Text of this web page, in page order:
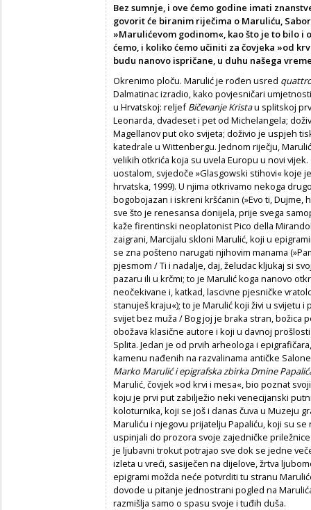
Bez sumnje, i ove ćemo godine imati
govorit će biranim riječima o Maruliću,
»Marulićevom godinom«, kao što je to bilo i
ćemo, i koliko ćemo učiniti za čovjeka »od
budu nanovo ispričane, u duhu našega
Okrenimo ploču. Marulić je rođen usred
Dalmatinac izradio, kako povjesničari
u Hrvatskoj: reljefBičevanje Kristau splitskoj
Leonarda, dvadeset i pet od Michelangela;
Magellanov put oko svijeta; doživio je uspjeh
katedrale u Wittenbergu. Jednom riječju,
velikih otkrića koja su uvela Europu u novi
uostalom, svjedoče »Glasgowski stihovi« koje
hrvatska, 1999). U njima otkrivamo nekoga
bogobojazan i iskreni kršćanin (»Evo ti, Dujme,
sve što je renesansa donijela, prije svega
kaže firentinski neoplatonist Pico della
zaigrani, Marcijalu skloni Marulić, koji u
se zna pošteno narugati njihovim manama
pjesmom / Ti i nadalje, daj, želudac kljukaj si
pazaru ili u krčmi; to je Marulić koga nanovo
neočekivane i, katkad, lascivne pjesničke
stanuješ kraju«); to je Marulić koji živi u svijetu
svijet bez muža / Bog joj je braka stran, božica
obožava klasične autore i koji u davnoj
Splita. Jedan je od prvih arheologa i
kamenu nađenih na razvalinama antičke
Marko Marulić i epigrafska zbirka Dmine
Marulić, čovjek »od krvi i mesa«, bio poznat
koju je prvi put zabilježio neki venecijanski
koloturnika, koji se još i danas čuva u Muzeju
Maruliću i njegovu prijatelju Papaliću, koji su
uspinjali do prozora svoje zajedničke
je ljubavni trokut potrajao sve dok se jedne
izleta u vreći, sasiječen na dijelove, žrtva
epigrami možda neće potvrditi tu stranu
dovode u pitanje jednostrani pogled na
razmišlja samo o spasu svoje i tuđih duša.